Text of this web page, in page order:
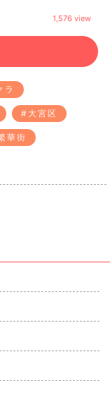
1,576 view
ラ
#大宮区
華街